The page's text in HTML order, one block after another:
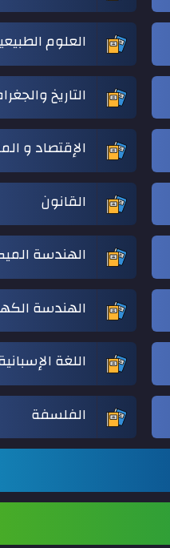
العلوم
التاريخ
الإقتصاد و
القانون
الهندسة
الهندسة
اللغة
الفلسفة